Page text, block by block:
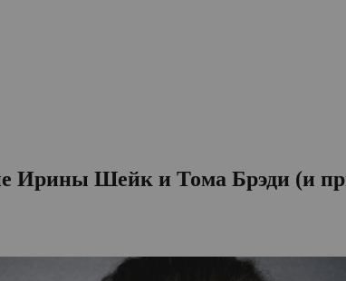
Ирины Шейк и Тома Брэди (и